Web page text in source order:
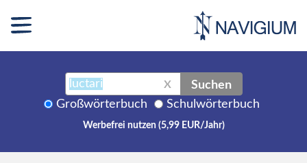
X Suchen
Großwörterbuch Schulwörterbuch
Werbefrei nutzen (5,99 EUR/Jahr)